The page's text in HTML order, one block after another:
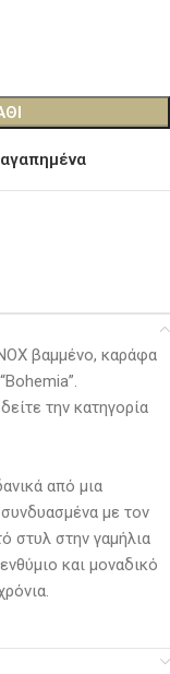
βαμμένο, καράφα
την κατηγορία
από μια
με τον
στυλ στην γαμήλια
και μοναδικό